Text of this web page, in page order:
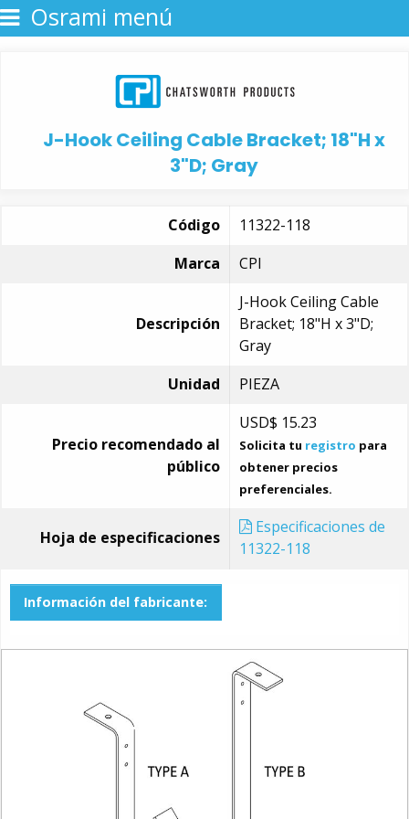
Osrami menú
J-Hook Ceiling Cable Bracket; 18"H x
3"D; Gray
Código
11322-118
Marca
CPI
Descripción
J-Hook Ceiling Cable
Bracket; 18"H x 3"D;
Gray
Unidad
PIEZA
Precio recomendado al
público
USD$ 15.23
Solicita tu registro para
obtener precios
preferenciales.
Hoja de especificaciones
Especificaciones de
11322-118
Información del fabricante: